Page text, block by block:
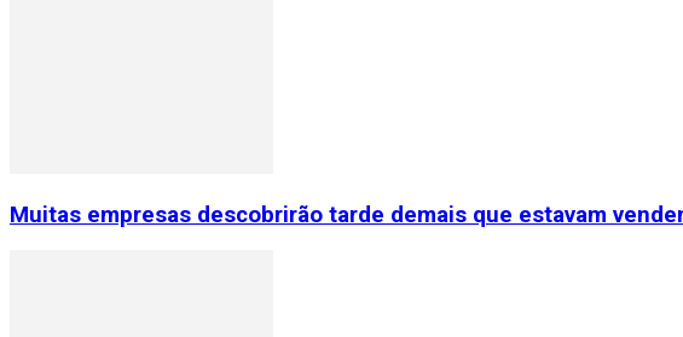
Muitas empresas descobrirão tarde demais que estavam